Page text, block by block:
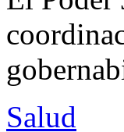
Salud